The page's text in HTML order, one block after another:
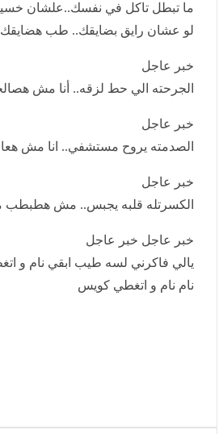
ما تبطل تاكل في نفسك..علشان
لو عشان رايق بضايقك.. طب
خبر عاجل
الجرحته الي حط لزقه.. أنا مش
خبر عاجل
الصدمته يروح مستشفي.. انا مش
خبر عاجل
الكسرتله قلبه يجبس.. مش
خبر عاجل خبر عاجل
يالي فاكرني لسه طيب ابقي نام و
نام نام و اتغطي كويس